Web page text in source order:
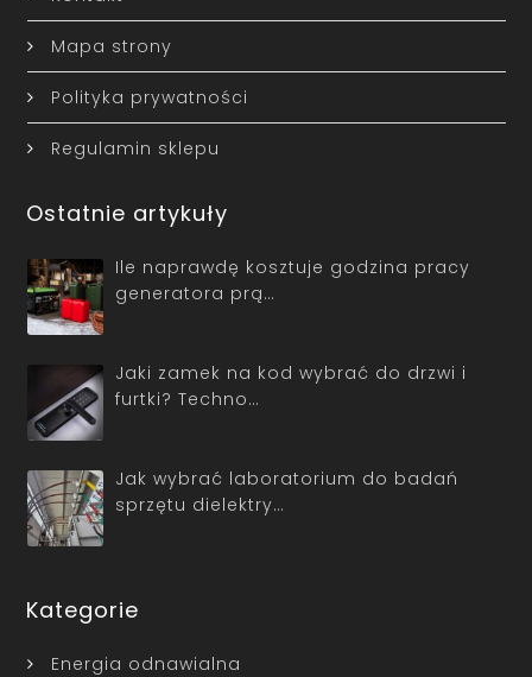
Mapa strony
Polityka prywatności
Regulamin sklepu
Ostatnie artykuły
Ile naprawdę kosztuje godzina pracy
generatora prą…
Jaki zamek na kod wybrać do drzwi i
furtki? Techno…
Jak wybrać laboratorium do badań
sprzętu dielektry…
Kategorie
Energia odnawialna